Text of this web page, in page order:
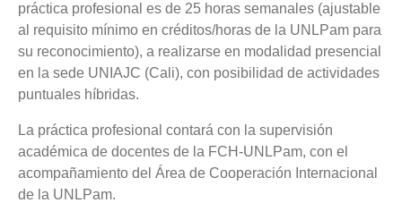
práctica profesional es de 25 horas semanales (ajustable
al requisito mínimo en créditos/horas de la UNLPam para
su reconocimiento), a realizarse en modalidad presencial
en la sede UNIAJC (Cali), con posibilidad de actividades
puntuales híbridas.
La práctica profesional contará con la supervisión
académica de docentes de la FCH-UNLPam, con el
acompañamiento del Área de Cooperación Internacional
de la UNLPam.